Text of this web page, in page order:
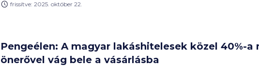
frissítve: 2025. október 22.
Pengeélen: A magyar lakáshitelesek közel 40%-a
önerővel vág bele a vásárlásba